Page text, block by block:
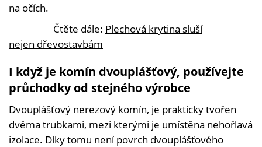
na očích.
Čtěte dále: Plechová krytina sluší
nejen dřevostavbám
I když je komín dvouplášťový, používejte
průchodky od stejného výrobce
Dvouplášťový nerezový komín, je prakticky tvořen
dvěma trubkami, mezi kterými je umístěna nehořlavá
izolace. Díky tomu není povrch dvouplášťového